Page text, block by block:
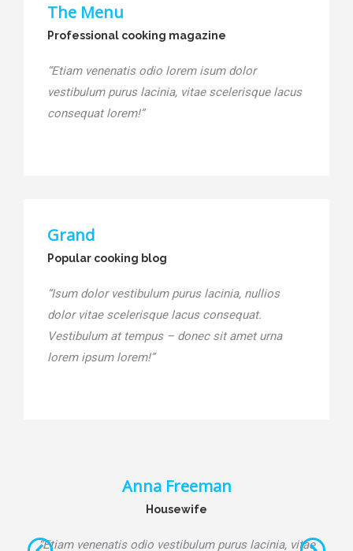
The Menu
Professional cooking magazine
“Etiam venenatis odio lorem isum dolor
vestibulum purus lacinia, vitae scelerisque lacus
consequat lorem!”
Grand
Popular cooking blog
“Isum dolor vestibulum purus lacinia, nullios
dolor vitae scelerisque lacus consequat.
Vestibulum at tempus – donec sit amet urna
lorem ipsum lorem!”
Anna Freeman
Housewife
“Etiam venenatis odio vestibulum purus lacinia, vitae